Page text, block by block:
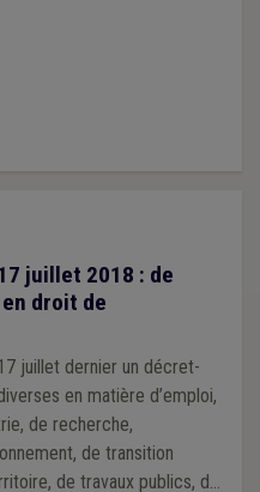
juillet 2018 : de
droit de
juillet dernier un décret-
en matière d’emploi,
de recherche,
de transition
de travaux publics, de